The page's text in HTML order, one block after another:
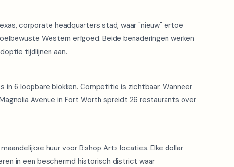
corporate headquarters stad, waar "nieuw" ertoe
Western erfgoed. Beide benaderingen werken
tijdlijnen aan.
in 6 loopbare blokken. Competitie is zichtbaar. Wanneer
Avenue in Fort Worth spreidt 26 restaurants over
huur voor Bishop Arts locaties. Elke dollar
in een beschermd historisch district waar